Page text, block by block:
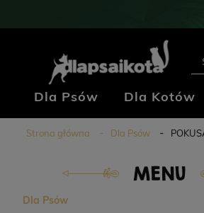
Dla Psów Dla Kotów
Klub Hodowców
Blog
Strona główna Dla Psów
MENU
Dla Psów